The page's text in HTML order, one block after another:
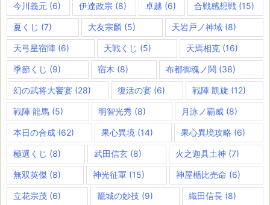
今川義元 (6) 伊達政宗 (8) 卓越 (6) 合戦感想戦(15)
夏くじ (7) 大友宗麟 (5) 天岩戸ノ神域 (8)
天弓星宿陣 (6) 天戦くじ (5) 天焉相克(16)
季節くじ (9) 宿木 (8) 布都御魂ノ鬨(38)
幻の武将大饗宴 (28) 復活の宴 (6) 戦陣 凱旋 (12)
戦陣 龍馬 (5) 明智光秀 (8) 月詠ノ覇威(8)
本日の合成 (62) 果心異境 (14) 果心異境攻略 (6)
極選くじ (8) 武田信玄 (8) 火之迦具土神 (7)
無双英傑 (8) 神光征軍(15) 神屋楯比売命 (6)
立花宗茂 (6) 籠城の妙技(9) 織田信長 (8)